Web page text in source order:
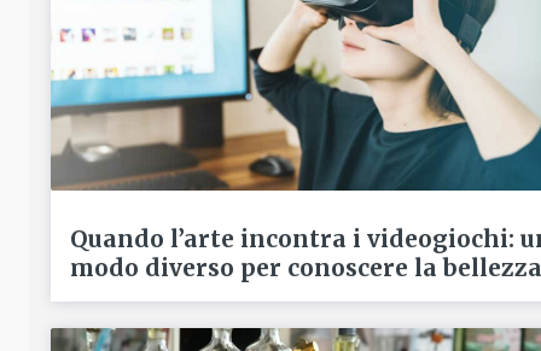
Quando l’arte incontra i videogiochi:
modo diverso per conoscere la bellezza